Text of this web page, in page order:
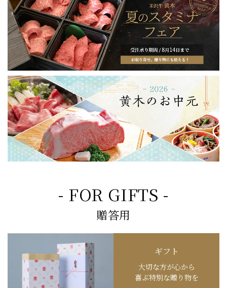
- FOR GIFTS -
贈答用
ギフト
大切な方が心から
喜ぶ特別な贈り物を